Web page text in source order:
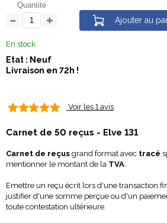
Quantité
Ajouter au
En stock
Etat : Neuf
Livraison en 72h !
Voir les 1 avis
Carnet de 50 reçus - Elve 131
Carnet de reçus grand format avec tracé
mentionner le montant de la TVA.
Emettre un reçu écrit lors d'une transaction
justifier d'une somme perçue ou d'un
toute contestation ultérieure.